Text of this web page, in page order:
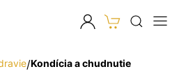
/Kondícia a chudnutie